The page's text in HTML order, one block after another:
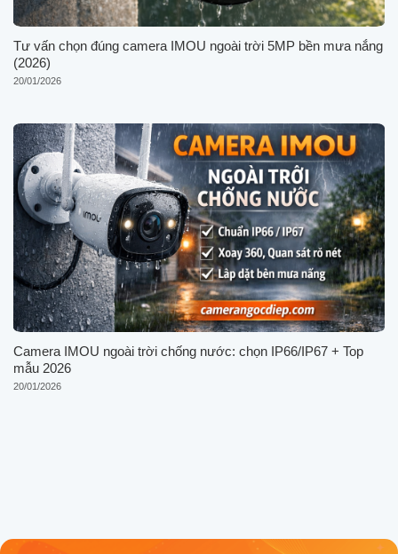
Tư vấn chọn đúng camera IMOU ngoài trời 5MP bền mưa nắng
(2026)
20/01/2026
Camera IMOU ngoài trời chống nước: chọn IP66/IP67 + Top
mẫu 2026
20/01/2026